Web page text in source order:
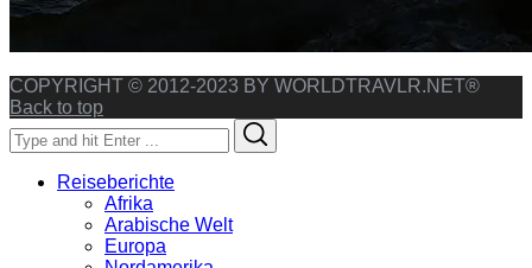
COPYRIGHT © 2012-2023 BY WORLDTRAVLR.NET®
Back to top
Search
for:
Reiseberichte
Afrika
Arabische Welt
Europa